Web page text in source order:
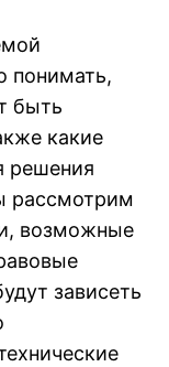
понимать,
быть
какие
решения
рассмотрим
возможные
зависеть